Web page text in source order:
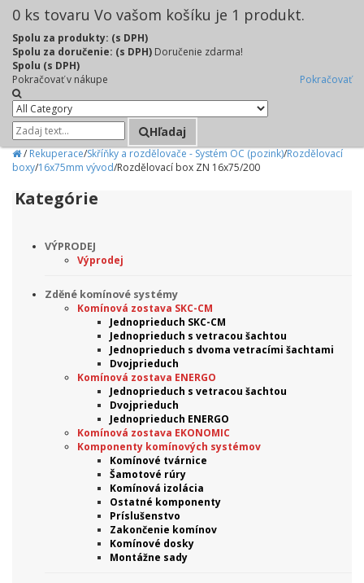
0 ks tovaru Vo vašom košíku je 1 produkt.
Spolu za produkty: (s DPH)
Spolu za doručenie: (s DPH) Doručenie zdarma!
Spolu (s DPH)
Pokračovať v nákupe
Pokračovať
Hľadaj
/ Rekuperace/Skříňky a rozdělovače - Systém OC (pozink)/Rozdělovací
boxy/16x75mm vývod/Rozdělovací box ZN 16x75/200
Kategórie
VÝPRODEJ
Výprodej
Zděné komínové systémy
Komínová zostava SKC-CM
Jednoprieduch SKC-CM
Jednoprieduch s vetracou šachtou
Jednoprieduch s dvoma vetracími šachtami
Dvojprieduch
Komínová zostava ENERGO
Jednoprieduch s vetracou šachtou
Dvojprieduch
Jednoprieduch ENERGO
Komínová zostava EKONOMIC
Komponenty komínových systémov
Komínové tvárnice
Šamotové rúry
Komínová izolácia
Ostatné komponenty
Príslušenstvo
Zakončenie komínov
Komínové dosky
Montážne sady